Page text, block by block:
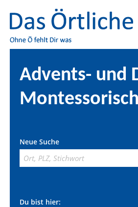
Advents- und
Neue Suche
Du bist hier: